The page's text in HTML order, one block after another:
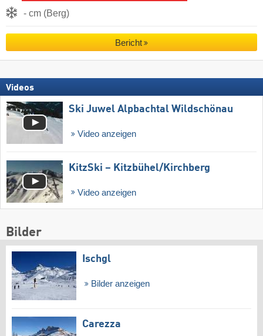
- cm (Berg)
Bericht
Videos
Ski Juwel Alpbachtal Wildschönau
Video anzeigen
KitzSki – Kitzbühel/​Kirchberg
Video anzeigen
Bilder
Ischgl
Bilder anzeigen
Carezza